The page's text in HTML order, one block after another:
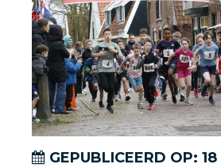
GEPUBLICEERD OP: 18